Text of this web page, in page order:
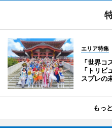
エリア特集
「世界
「トリ
スプレの
もっ